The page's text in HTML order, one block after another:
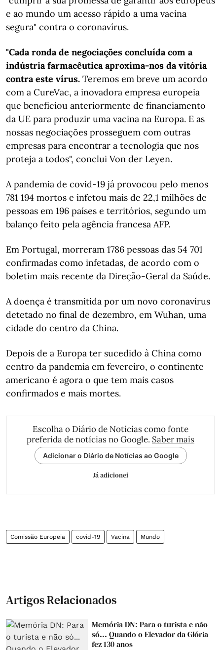
e ao mundo um acesso rápido a uma vacina
segura" contra o coronavírus.
"Cada ronda de negociações concluída com a
indústria farmacêutica aproxima-nos da vitória
contra este vírus. Teremos em breve um acordo
com a CureVac, a inovadora empresa europeia
que beneficiou anteriormente de financiamento
da UE para produzir uma vacina na Europa. E as
nossas negociações prosseguem com outras
empresas para encontrar a tecnologia que nos
proteja a todos", conclui Von der Leyen.
A pandemia de covid-19 já provocou pelo menos
781 194 mortos e infetou mais de 22,1 milhões de
pessoas em 196 países e territórios, segundo um
balanço feito pela agência francesa AFP.
Em Portugal, morreram 1786 pessoas das 54 701
confirmadas como infetadas, de acordo com o
boletim mais recente da Direção-Geral da Saúde.
A doença é transmitida por um novo coronavírus
detetado no final de dezembro, em Wuhan, uma
cidade do centro da China.
Depois de a Europa ter sucedido à China como
centro da pandemia em fevereiro, o continente
americano é agora o que tem mais casos
confirmados e mais mortes.
Escolha o Diário de Notícias como fonte
preferida de notícias no Google. Saber mais
Adicionar o Diário de Notícias ao Google
Já adicionei
Comissão Europeia covid-19 Vacina Mundo
Artigos Relacionados
Memória DN: Para o turista e não
só... Quando o Elevador da Glória
fez 130 anos